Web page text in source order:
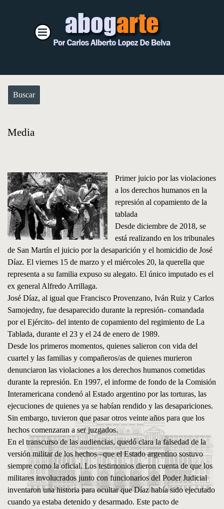
Saltar menú
Buscar
Media
Primer juicio por las violaciones
a los derechos humanos en la
represión al copamiento de la
tablada
Desde diciembre de 2018, se
está realizando en los tribunales
de San Martín el juicio por la desaparición y el homicidio de José
Díaz. El viernes 15 de marzo y el miércoles 20, la querella que
representa a su familia expuso su alegato. El único imputado es el
ex general Alfredo Arrillaga.
José Díaz, al igual que Francisco Provenzano, Iván Ruiz y Carlos
Samojedny, fue desaparecido durante la represión- comandada
por el Ejército- del intento de copamiento del regimiento de La
Tablada, durante el 23 y el 24 de enero de 1989.
Desde los primeros momentos, quienes salieron con vida del
cuartel y las familias y compañeros/as de quienes murieron
denunciaron las violaciones a los derechos humanos cometidas
durante la represión. En 1997, el informe de fondo de la Comisión
Interamericana condenó al Estado argentino por las torturas, las
ejecuciones de quienes ya se habían rendido y las desapariciones.
Sin embargo, tuvieron que pasar otros veinte años para que los
hechos comenzaran a ser juzgados.
En el transcurso de las audiencias, quedó clara la falsedad de la
versión militar de los hechos –que el Estado argentino sostuvo
siempre como la oficial. Los testimonios dieron cuenta de que los
militares involucrados junto con funcionarios del Poder Judicial
inventaron una historia para ocultar que Díaz había sido ejecutado
cuando ya estaba detenido y desarmado. Este pacto de